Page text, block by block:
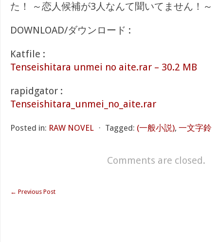
た！ ～恋人候補が3人なんて聞いてません！～
DOWNLOAD/ダウンロード :
Katfile :
Tenseishitara unmei no aite.rar – 30.2 MB
rapidgator :
Tenseishitara_unmei_no_aite.rar
Posted in: RAW NOVEL ⋅ Tagged: (一般小説), 一文字鈴
Comments are closed.
← Previous Post